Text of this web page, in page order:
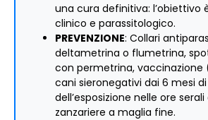
una cura definitiva: l’obiettivo
clinico e parassitologico.
PREVENZIONE: Collari
deltametrina o flumetrina,
con permetrina, vaccinazione
cani sieronegativi dai 6 mesi
dell’esposizione nelle ore
zanzariere a maglia fine.